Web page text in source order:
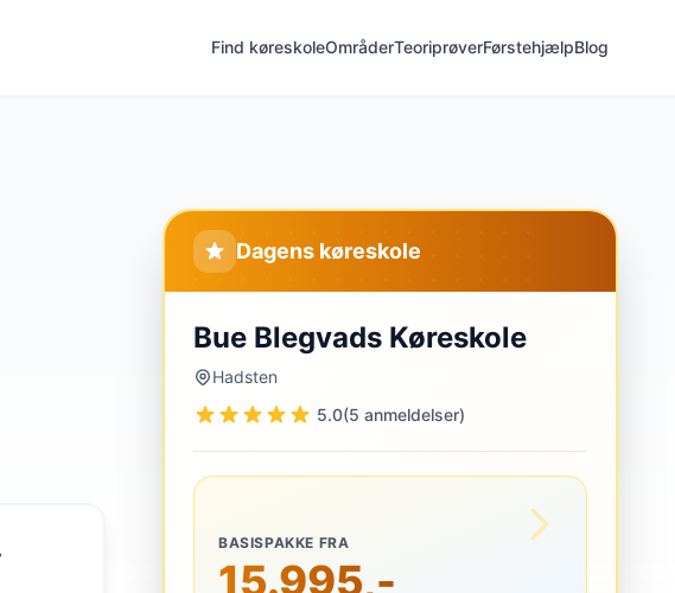
Find køreskoleOmråderTeoriprøverFørstehjælpBlog
Dagens køreskole
Bue Blegvads Køreskole
Hadsten
5.0(5 anmeldelser)
BASISPAKKE FRA
15.995,-